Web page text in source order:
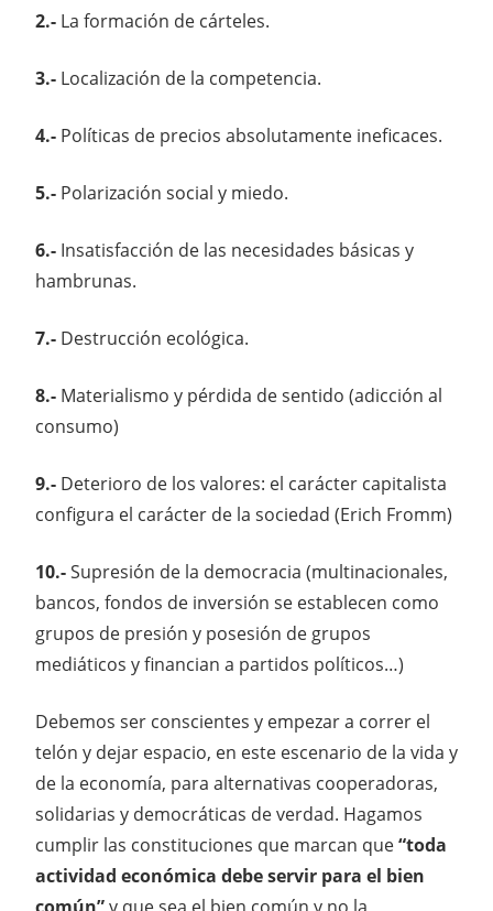
2.- La formación de cárteles.
3.- Localización de la competencia.
4.- Políticas de precios absolutamente ineficaces.
5.- Polarización social y miedo.
6.- Insatisfacción de las necesidades básicas y
hambrunas.
7.- Destrucción ecológica.
8.- Materialismo y pérdida de sentido (adicción al
consumo)
9.- Deterioro de los valores: el carácter capitalista
configura el carácter de la sociedad (Erich Fromm)
10.-Supresión de la democracia (multinacionales,
bancos, fondos de inversión se establecen como
grupos de presión y posesión de grupos
mediáticos y financian a partidos políticos…)
Debemos ser conscientes y empezar a correr el
telón y dejar espacio, en este escenario de la vida y
de la economía, para alternativas cooperadoras,
solidarias y democráticas de verdad. Hagamos
cumplir las constituciones que marcan que“toda
actividad económica debe servir para el bien